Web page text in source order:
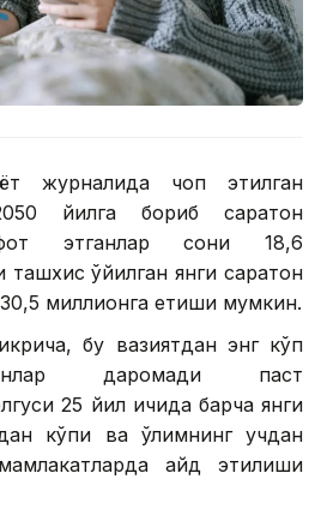
журналида чоп этилган
йилга бориб саратон
этганлар сони 18,6
қўйилган янги саратон
миллионга етиши мумкин.
бу вазиятдан энг кўп
даромади паст
25 йил ичида барча янги
кўпи ва ўлимнинг учдан
қайд этилиши